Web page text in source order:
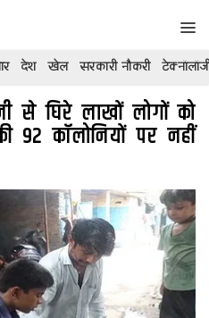
देश खेल सरकारी नौकरी
से घिरे लाखों लोगों को
92 कॉलोनियों पर नहीं